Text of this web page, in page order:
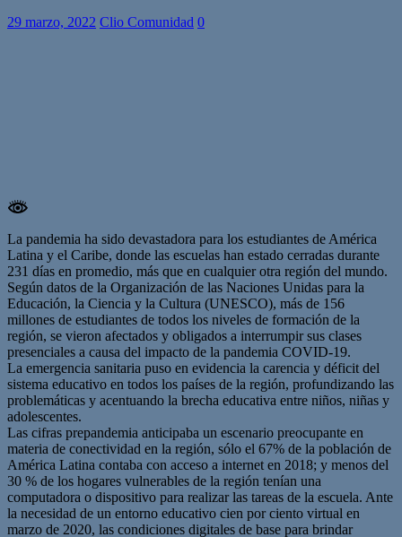
29 marzo, 2022 Clio Comunidad 0
La pandemia ha sido devastadora para los estudiantes de América
Latina y el Caribe, donde las escuelas han estado cerradas durante
231 días en promedio, más que en cualquier otra región del mundo.
Según datos de la Organización de las Naciones Unidas para la
Educación, la Ciencia y la Cultura (UNESCO), más de 156
millones de estudiantes de todos los niveles de formación de la
región, se vieron afectados y obligados a interrumpir sus clases
presenciales a causa del impacto de la pandemia COVID-19.
La emergencia sanitaria puso en evidencia la carencia y déficit del
sistema educativo en todos los países de la región, profundizando las
problemáticas y acentuando la brecha educativa entre niños, niñas y
adolescentes.
Las cifras prepandemia anticipaba un escenario preocupante en
materia de conectividad en la región, sólo el 67% de la población de
América Latina contaba con acceso a internet en 2018; y menos del
30 % de los hogares vulnerables de la región tenían una
computadora o dispositivo para realizar las tareas de la escuela. Ante
la necesidad de un entorno educativo cien por ciento virtual en
marzo de 2020, las condiciones digitales de base para brindar